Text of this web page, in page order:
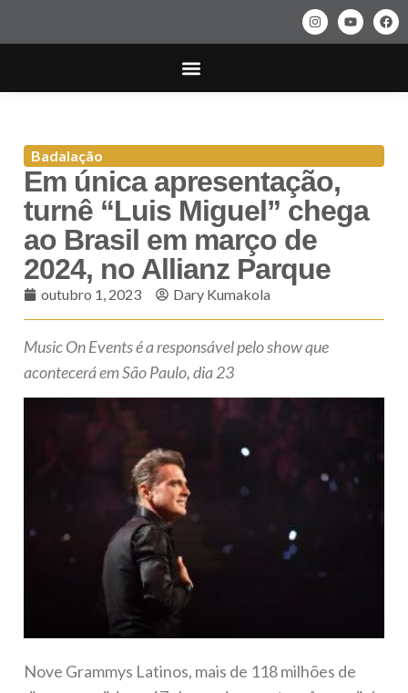
Badalação
Em única apresentação,
turnê “Luis Miguel” chega
ao Brasil em março de
2024, no Allianz Parque
outubro 1, 2023 Dary Kumakola
Music On Events é a responsável pelo show que
acontecerá em São Paulo, dia 23
Nove Grammys Latinos, mais de 118 milhões de